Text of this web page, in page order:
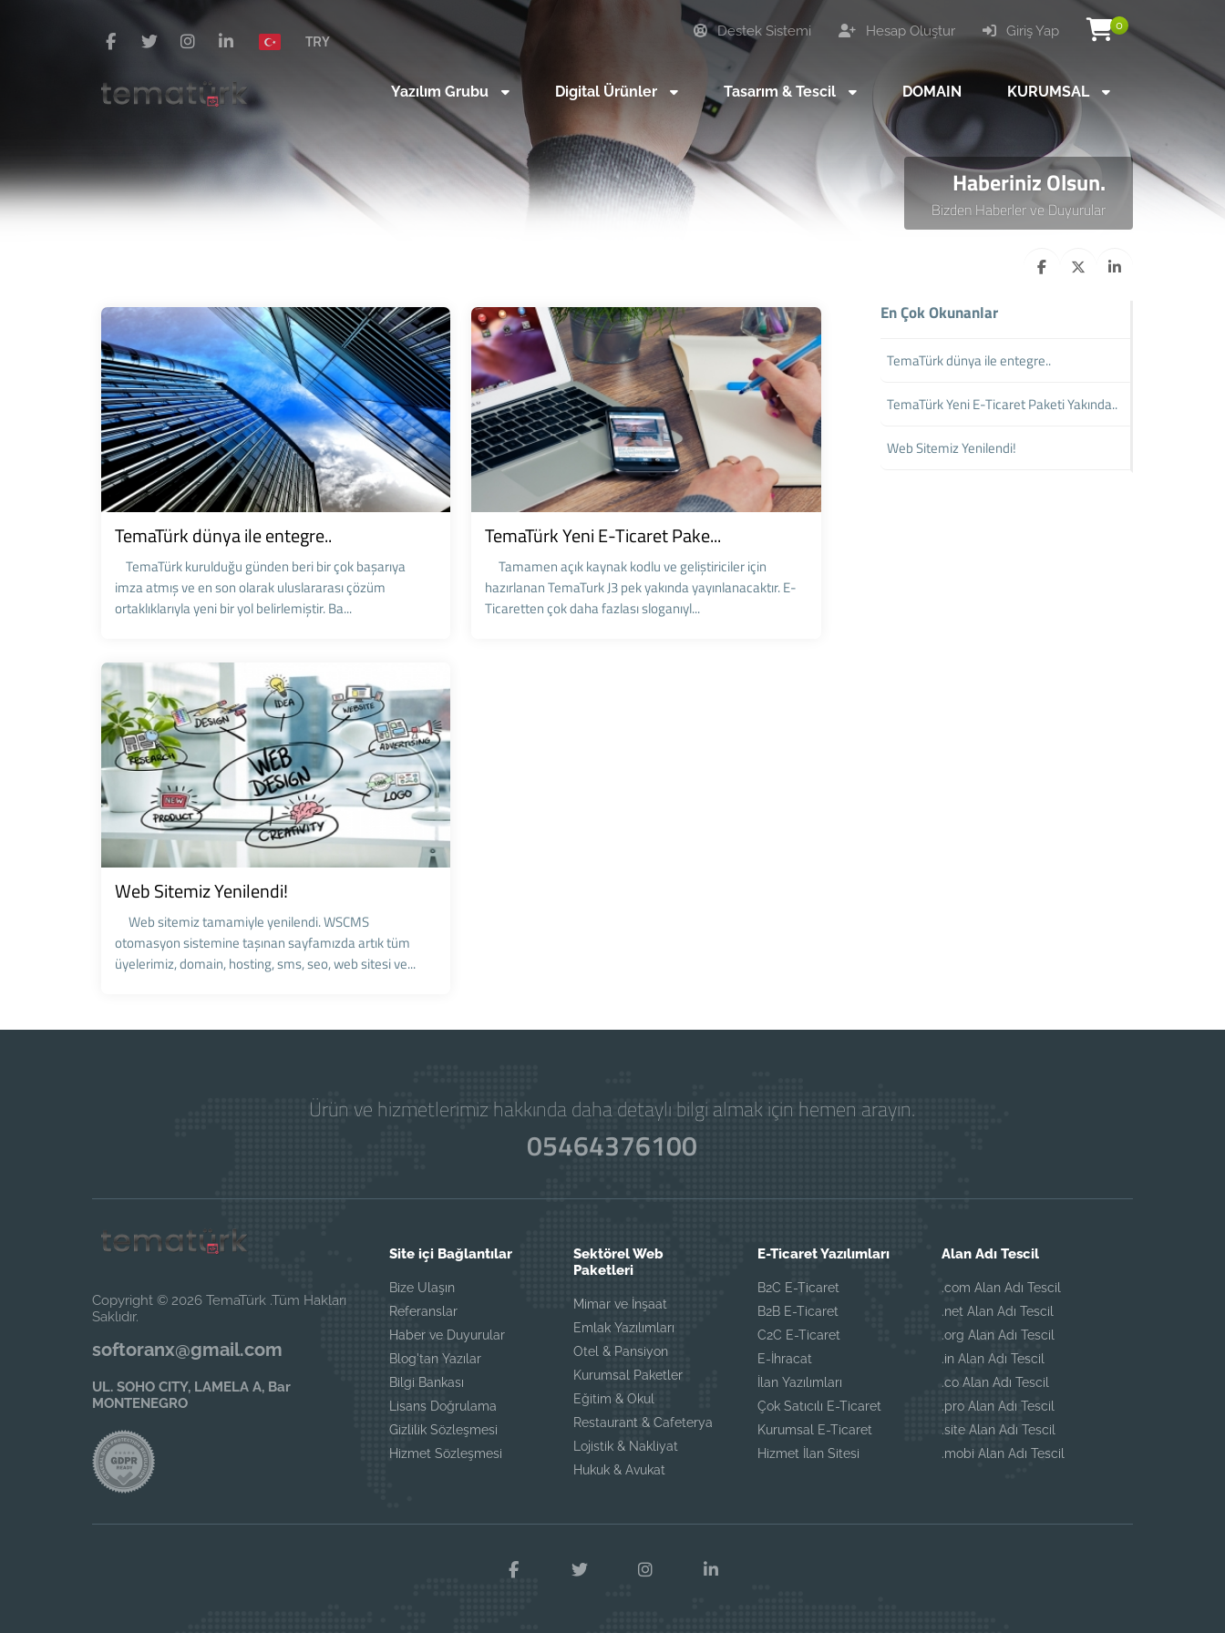
0
Giriş Yap
Hesap Oluştur
Destek Sistemi
TRY
Yazılım Grubu Digital Ürünler Tasarım & Tescil DOMAIN KURUMSAL
Haberiniz Olsun.
Bizden Haberler ve Duyurular
TemaTürk dünya ile entegre..
TemaTürk kurulduğu günden beri bir çok başarıya
imza atmış ve en son olarak uluslararası çözüm
ortaklıklarıyla yeni bir yol belirlemiştir. Ba...
TemaTürk Yeni E-Ticaret Pake...
Tamamen açık kaynak kodlu ve geliştiriciler için
hazırlanan TemaTurk J3 pek yakında yayınlanacaktır. E-
Ticaretten çok daha fazlası sloganıyl...
Web Sitemiz Yenilendi!
Web sitemiz tamamiyle yenilendi. WSCMS
otomasyon sistemine taşınan sayfamızda artık tüm
üyelerimiz, domain, hosting, sms, seo, web sitesi ve...
En Çok Okunanlar
TemaTürk dünya ile entegre..
TemaTürk Yeni E-Ticaret Paketi Yakında..
Web Sitemiz Yenilendi!
Ürün ve hizmetlerimiz hakkında daha detaylı bilgi almak için hemen arayın.
05464376100
Copyright © 2026 TemaTürk .Tüm Hakları
Saklıdır.
softoranx@gmail.com
UL. SOHO CITY, LAMELA A, Bar
MONTENEGRO
Site içi Bağlantılar
Bize Ulaşın
Referanslar
Haber ve Duyurular
Blog'tan Yazılar
Bilgi Bankası
Lisans Doğrulama
Gizlilik Sözleşmesi
Hizmet Sözleşmesi
Sektörel Web
Paketleri
Mimar ve İnşaat
Emlak Yazılımları
Otel & Pansiyon
Kurumsal Paketler
Eğitim & Okul
Restaurant & Cafeterya
Lojistik & Nakliyat
Hukuk & Avukat
E-Ticaret Yazılımları
B2C E-Ticaret
B2B E-Ticaret
C2C E-Ticaret
E-İhracat
İlan Yazılımları
Çok Satıcılı E-Ticaret
Kurumsal E-Ticaret
Hizmet İlan Sitesi
Alan Adı Tescil
.com Alan Adı Tescil
.net Alan Adı Tescil
.org Alan Adı Tescil
.in Alan Adı Tescil
.co Alan Adı Tescil
.pro Alan Adı Tescil
.site Alan Adı Tescil
.mobi Alan Adı Tescil